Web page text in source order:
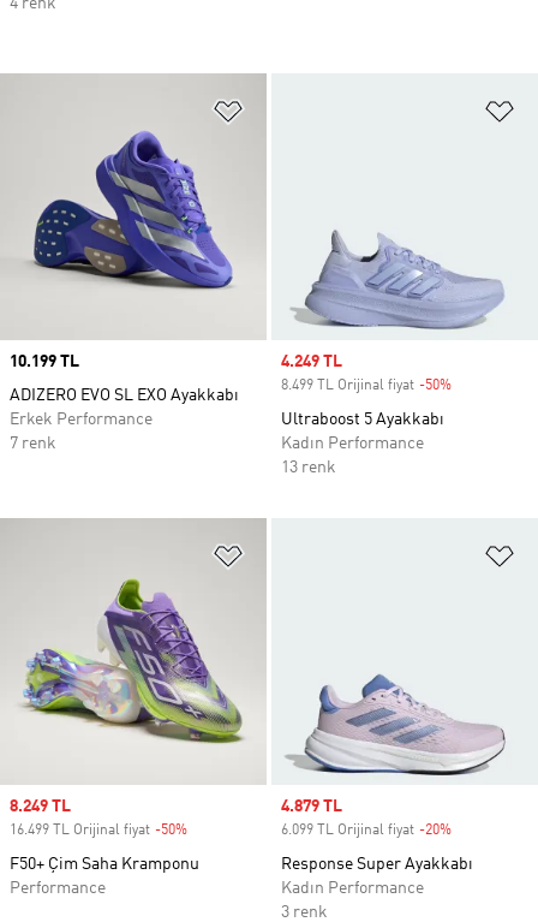
Price
10.199 TL
ADIZERO EVO SL EXO Ayakkabı
Erkek Performance
7 renk
Sale price
4.249 TL
8.499 TL Orijinal fiyat -50%
Ultraboost 5 Ayakkabı
Kadın Performance
13 renk
Sale price
8.249 TL
16.499 TL Orijinal fiyat -50%
F50+ Çim Saha Kramponu
Performance
Sale price
4.879 TL
6.099 TL Orijinal fiyat -20%
Response Super Ayakkabı
Kadın Performance
3 renk
4 renk